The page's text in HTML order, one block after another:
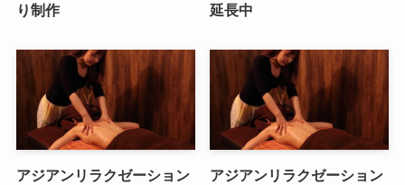
り制作
延長中
アジアンリラクゼーション
アジアンリラクゼーション